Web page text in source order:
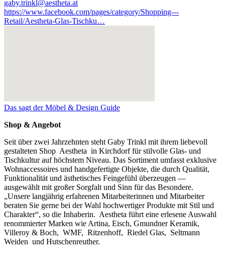
gaby.trinkl@aestheta.at
https://www.facebook.com/pages/category/Shopping---
Retail/Aestheta-Glas-Tischku…
Das sagt der Möbel & Design Guide
Shop & Angebot
Seit über zwei Jahrzehnten steht Gaby Trinkl mit ihrem liebevoll
gestalteten Shop Aestheta in Kirchdorf für stilvolle Glas- und
Tischkultur auf höchstem Niveau. Das Sortiment umfasst exklusive
Wohnaccessoires und handgefertigte Objekte, die durch Qualität,
Funktionalität und ästhetisches Feingefühl überzeugen —
ausgewählt mit großer Sorgfalt und Sinn für das Besondere.
„Unsere langjährig erfahrenen Mitarbeiterinnen und Mitarbeiter
beraten Sie gerne bei der Wahl hochwertiger Produkte mit Stil und
Charakter“, so die Inhaberin. Aestheta führt eine erlesene Auswahl
renommierter Marken wie Artina, Eisch, Gmundner Keramik,
Villeroy & Boch, WMF, Ritzenhoff, Riedel Glas, Seltmann
Weiden und Hutschenreuther.